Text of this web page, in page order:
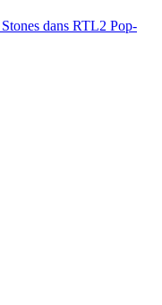
dans RTL2 Pop-